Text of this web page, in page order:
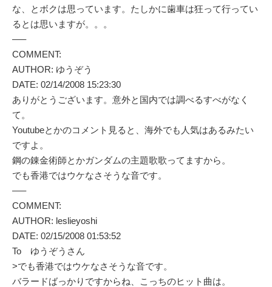
な、とボクは思っています。たしかに歯車は狂って行ってい
るとは思いますが。。。
—–
COMMENT:
AUTHOR: ゆうぞう
DATE: 02/14/2008 15:23:30
ありがとうございます。意外と国内では調べるすべがなく
て。
Youtubeとかのコメント見ると、海外でも人気はあるみたい
ですよ。
鋼の錬金術師とかガンダムの主題歌歌ってますから。
でも香港ではウケなさそうな音です。
—–
COMMENT:
AUTHOR: leslieyoshi
DATE: 02/15/2008 01:53:52
To ゆうぞうさん
>でも香港ではウケなさそうな音です。
バラードばっかりですからね、こっちのヒット曲は。